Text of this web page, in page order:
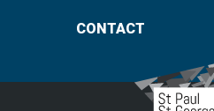
CONTACT